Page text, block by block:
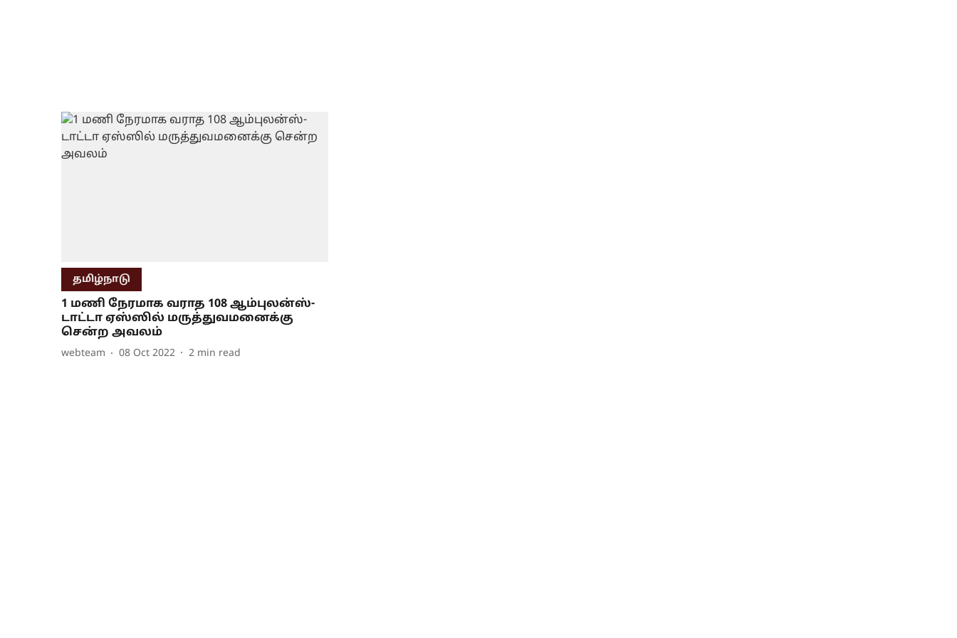
தமிழ்நாடு
1 மணி நேரமாக வராத 108 ஆம்புலன்ஸ்-
டாட்டா ஏஸ்ஸில் மருத்துவமனைக்கு
சென்ற அவலம்
webteam 08 Oct 2022 2 min read